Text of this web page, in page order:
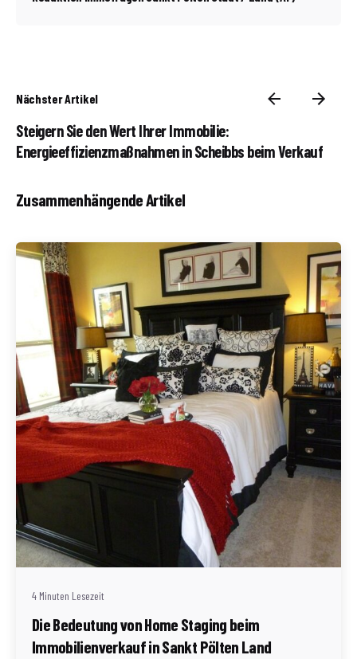
Nächster Artikel
Steigern Sie den Wert Ihrer Immobilie:
Energieeffizienzmaßnahmen in Scheibbs beim Verkauf
Zusammenhängende Artikel
Redaktion Immofragen Sankt Pölten Stadt / Land
(AT)
4 Minuten Lesezeit
Die Bedeutung von Home Staging beim
Immobilienverkauf in Sankt Pölten Land